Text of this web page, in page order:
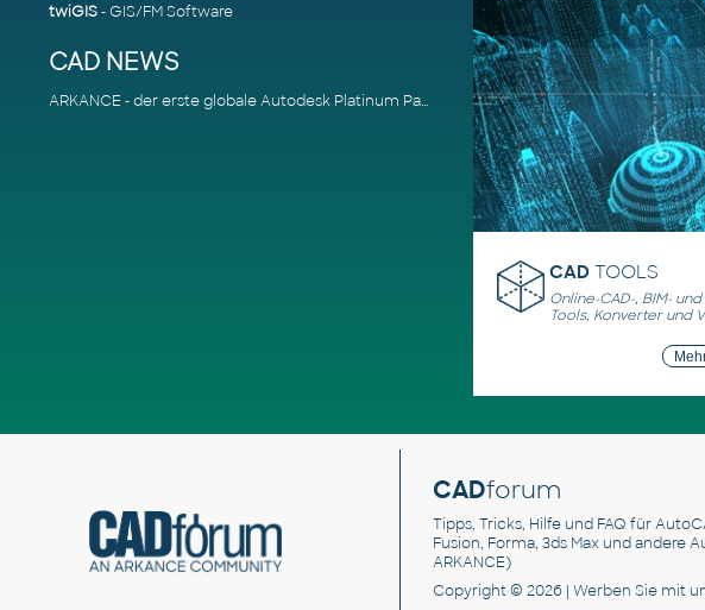
twiGIS- GIS/FM Software
CAD NEWS
ARKANCE - der erste globale Autodesk Platinum Partner
CAD TOOLS
Online-CAD-, BIM- und
Tools, Konverter und
CADforum
Tipps, Tricks, Hilfe und FAQ für
Fusion, Forma, 3ds Max und andere
ARKANCE)
Copyright © 2026 | Werben Siemit